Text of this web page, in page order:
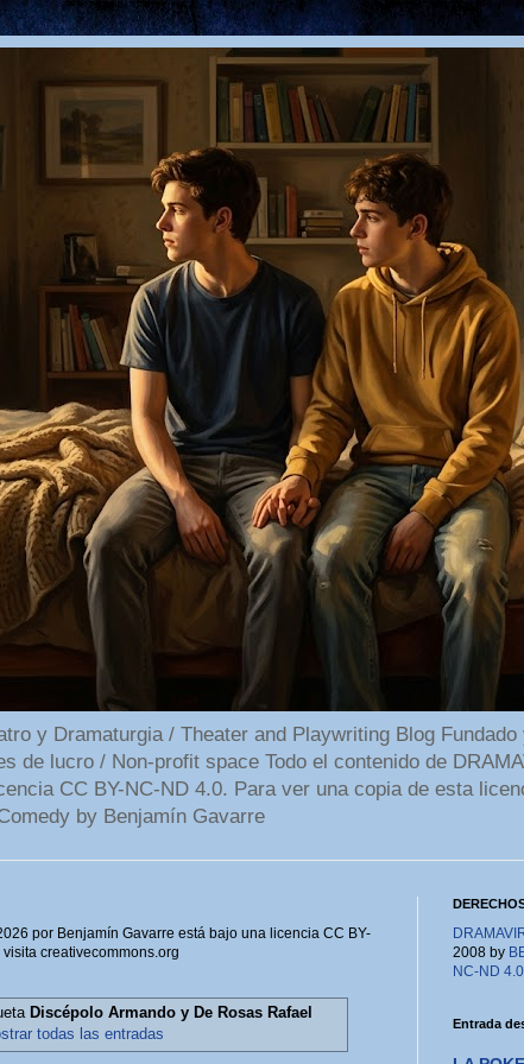
y Dramaturgia / Theater and Playwriting Blog
de lucro / Non-profit space Todo el contenido de
CC BY-NC-ND 4.0. Para ver una copia de esta
by Benjamín Gavarre
por Benjamín Gavarre está bajo una licencia CC BY-
creativecommons.org
Discépolo Armando y De Rosas Rafael
todas las entradas
2008 by
NC-ND 4.0
Entrada